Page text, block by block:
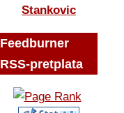
Stankovic
Feedburner
RSS-pretplata